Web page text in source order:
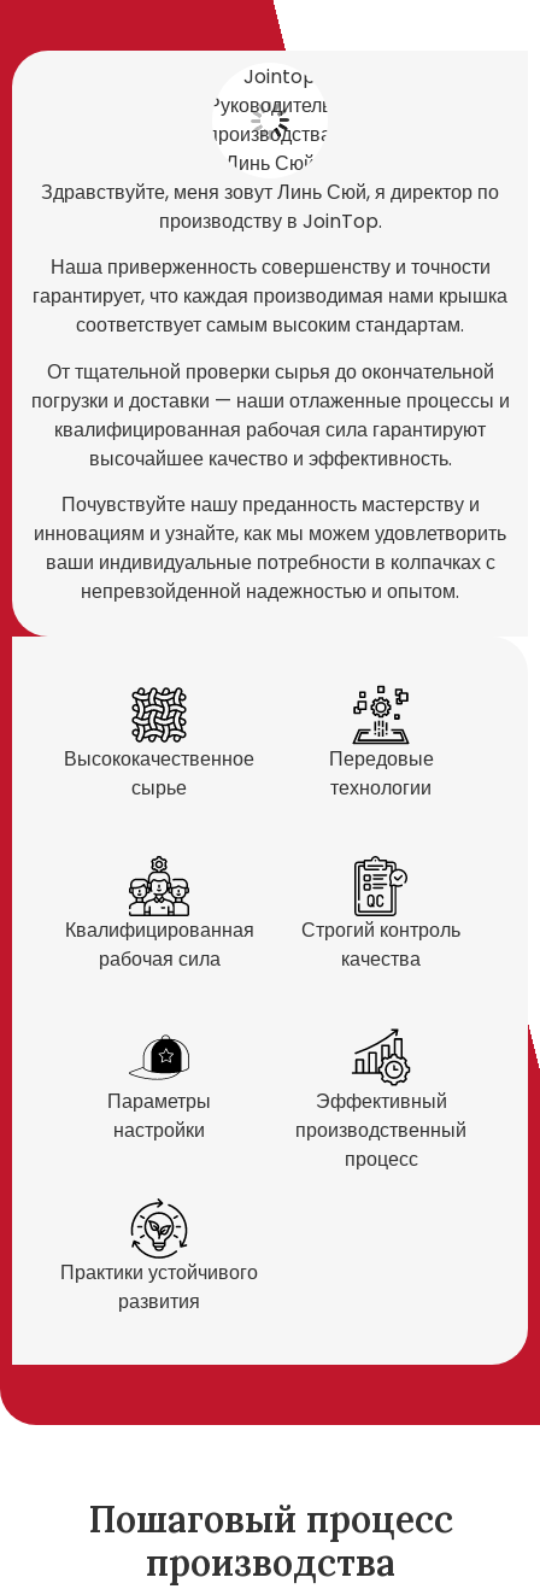
Здравствуйте, меня зовут Линь Сюй, я директор по
производству в JoinTop.
Наша приверженность совершенству и точности
гарантирует, что каждая производимая нами крышка
соответствует самым высоким стандартам.
От тщательной проверки сырья до окончательной
погрузки и доставки — наши отлаженные процессы и
квалифицированная рабочая сила гарантируют
высочайшее качество и эффективность.
Почувствуйте нашу преданность мастерству и
инновациям и узнайте, как мы можем удовлетворить
ваши индивидуальные потребности в колпачках с
непревзойденной надежностью и опытом.
Высококачественное
сырье
Передовые
технологии
Квалифицированная
рабочая сила
Строгий контроль
качества
Параметры
настройки
Эффективный
производственный
процесс
Практики устойчивого
развития
Пошаговый процесс
производства